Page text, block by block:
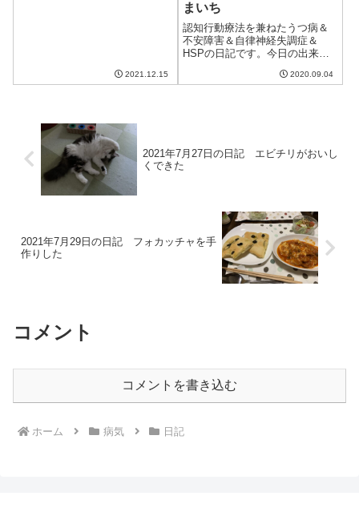
2021.12.15
まいち
認知行動療法を兼ねたうつ病＆
不安障害＆自律神経失調症＆
HSPの日記です。今日の出来事
い台風9号も10号もこちらには来
2020.09.04
2021年7月27日の日記 エビチリがおいし
くできた
2021年7月29日の日記 フォカッチャを手
作りした
コメント
コメントを書き込む
ホーム 病気 日記